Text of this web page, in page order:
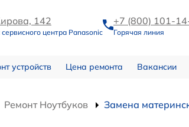
142
центра Panasonic
+7 (800) 101-
Горячая линия
устройств Цена ремонта Вакансии
Ремонт Ноутбуков Замена